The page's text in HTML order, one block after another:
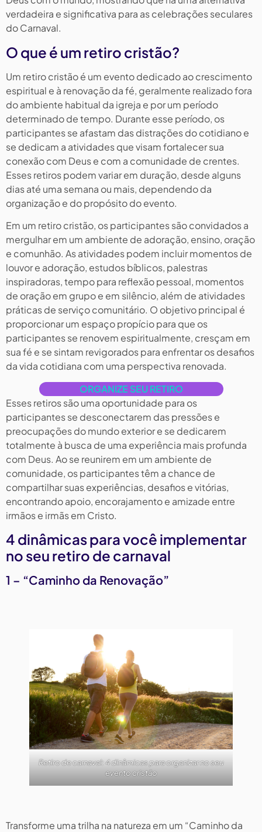
verdadeira e significativa para as celebrações seculares
do Carnaval.
O que é um retiro cristão?
Um retiro cristão é um evento dedicado ao crescimento
espiritual e à renovação da fé, geralmente realizado fora
do ambiente habitual da igreja e por um período
determinado de tempo. Durante esse período, os
participantes se afastam das distrações do cotidiano e
se dedicam a atividades que visam fortalecer sua
conexão com Deus e com a comunidade de crentes.
Esses retiros podem variar em duração, desde alguns
dias até uma semana ou mais, dependendo da
organização e do propósito do evento.
Em um retiro cristão, os participantes são convidados a
mergulhar em um ambiente de adoração, ensino, oração
e comunhão. As atividades podem incluir momentos de
louvor e adoração, estudos bíblicos, palestras
inspiradoras, tempo para reflexão pessoal, momentos
de oração em grupo e em silêncio, além de atividades
práticas de serviço comunitário. O objetivo principal é
proporcionar um espaço propício para que os
participantes se renovem espiritualmente, cresçam em
sua fé e se sintam revigorados para enfrentar os desafios
da vida cotidiana com uma perspectiva renovada.
ORGANIZE SEU RETIRO
Esses retiros são uma oportunidade para os
participantes se desconectarem das pressões e
preocupações do mundo exterior e se dedicarem
totalmente à busca de uma experiência mais profunda
com Deus. Ao se reunirem em um ambiente de
comunidade, os participantes têm a chance de
compartilhar suas experiências, desafios e vitórias,
encontrando apoio, encorajamento e amizade entre
irmãos e irmãs em Cristo.
4 dinâmicas para você implementar
no seu retiro de carnaval
1 – “Caminho da Renovação”
Retiro de carnaval: 4 dinâmicas para organizar no seu
evento cristão
Transforme uma trilha na natureza em um “Caminho da